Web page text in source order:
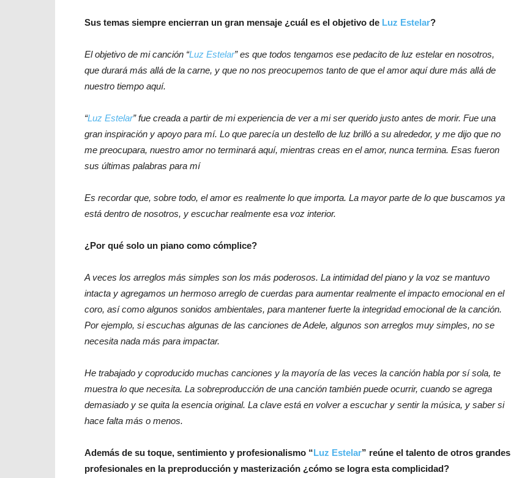
Sus temas siempre encierran un gran mensaje ¿cuál es el objetivo de Luz Estelar?
El objetivo de mi canción “Luz Estelar” es que todos tengamos ese pedacito de luz estelar en nosotros,
que durará más allá de la carne, y que no nos preocupemos tanto de que el amor aquí dure más allá de
nuestro tiempo aquí.
“Luz Estelar” fue creada a partir de mi experiencia de ver a mi ser querido justo antes de morir. Fue una
gran inspiración y apoyo para mí. Lo que parecía un destello de luz brilló a su alrededor, y me dijo que no
me preocupara, nuestro amor no terminará aquí, mientras creas en el amor, nunca termina. Esas fueron
sus últimas palabras para mí
Es recordar que, sobre todo, el amor es realmente lo que importa. La mayor parte de lo que buscamos ya
está dentro de nosotros, y escuchar realmente esa voz interior.
¿Por qué solo un piano como cómplice?
A veces los arreglos más simples son los más poderosos. La intimidad del piano y la voz se mantuvo
intacta y agregamos un hermoso arreglo de cuerdas para aumentar realmente el impacto emocional en el
coro, así como algunos sonidos ambientales, para mantener fuerte la integridad emocional de la canción.
Por ejemplo, si escuchas algunas de las canciones de Adele, algunos son arreglos muy simples, no se
necesita nada más para impactar.
He trabajado y coproducido muchas canciones y la mayoría de las veces la canción habla por sí sola, te
muestra lo que necesita. La sobreproducción de una canción también puede ocurrir, cuando se agrega
demasiado y se quita la esencia original. La clave está en volver a escuchar y sentir la música, y saber si
hace falta más o menos.
Además de su toque, sentimiento y profesionalismo “Luz Estelar” reúne el talento de otros grandes
profesionales en la preproducción y masterización ¿cómo se logra esta complicidad?